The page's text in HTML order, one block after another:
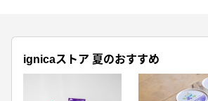
ignicaストア 夏のおすすめ